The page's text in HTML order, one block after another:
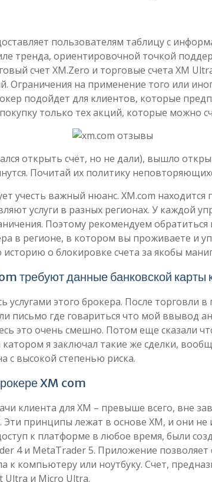
пользователям таблицу с
тренда, ориентировочной точкой
счет XM.Zero и торговые счета XM
Ограничения на применение того или
подойдет для клиентов, которые
только тех акций, которые можно
открыть счёт, но не дали), вышло
Почитай их политику
учесть важный нюанс. XM.com
услуги в разных регионах. У каждой
Поэтому рекомендуем
в регионе, в котором вы проживаете и
о блокировке счета за якобы
требуют данные банковской карты
услугами этого брокера. После торговли
письмо где говариться что мой ввывод
это очень смешно. Потом еще сказали
я заключал такие же сделки,
с высокой степенью риска.
XM com
клиента для XM – превыше всего, вне
принципы лежат в основе XM, и они не
к платформе в любое время, были
4 и MetaTrader 5. Приложение позволяет
к компьютеру или ноутбуку. Счет,
Ultra и Micro Ultra.